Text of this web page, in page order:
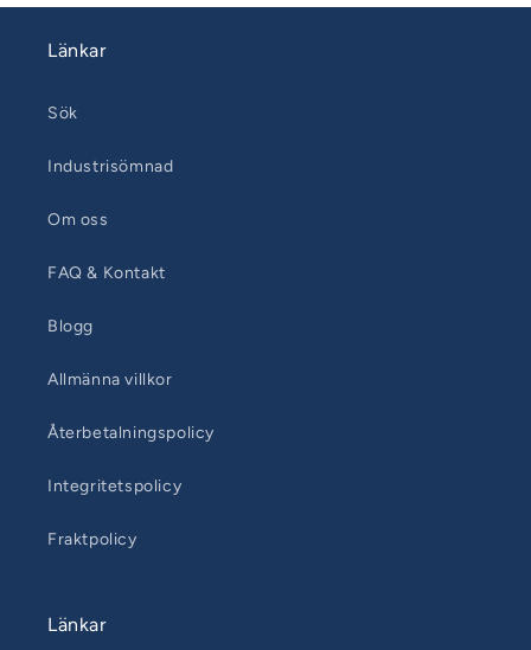
Länkar
Sök
Industrisömnad
Om oss
FAQ & Kontakt
Blogg
Allmänna villkor
Återbetalningspolicy
Integritetspolicy
Fraktpolicy
Länkar